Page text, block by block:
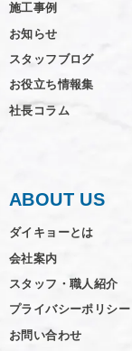
施工事例
お知らせ
スタッフブログ
お役立ち情報集
社長コラム
ABOUT US
ダイキョーとは
会社案内
スタッフ・職人紹介
プライバシーポリシー
お問い合わせ